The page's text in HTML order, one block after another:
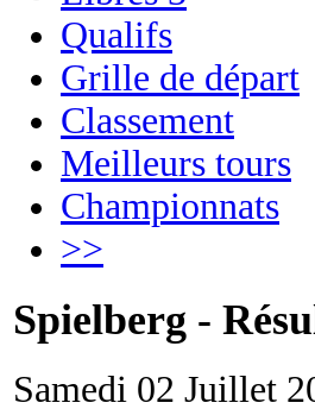
Qualifs
Grille de départ
Classement
Meilleurs tours
Championnats
>>
Spielberg -
Samedi 02 Juillet